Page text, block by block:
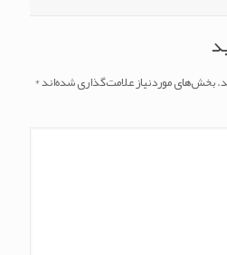
بخش‌های موردنیاز علامت‌گذاری شده‌اند*